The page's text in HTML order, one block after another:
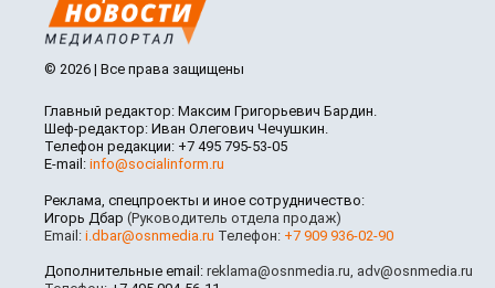
© 2026 | Все права защищены
Главный редактор: Максим Григорьевич Бардин.
Шеф-редактор: Иван Олегович Чечушкин.
Телефон редакции: +7 495 795-53-05
E-mail: info@socialinform.ru
Реклама, спецпроекты и иное сотрудничество:
Игорь Дбар (Руководитель отдела продаж)
Email: i.dbar@osnmedia.ru Телефон: +7 909 936-02-90
Дополнительные email: reklama@osnmedia.ru, adv@osnmedia.ru